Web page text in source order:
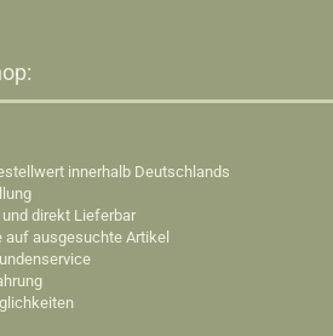
innerhalb Deutschlands
direkt Lieferbar
ausgesuchte Artikel